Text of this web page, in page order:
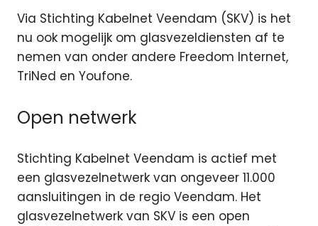
Via Stichting Kabelnet Veendam (SKV) is het
nu ook mogelijk om glasvezeldiensten af te
nemen van onder andere Freedom Internet,
TriNed en Youfone.
Open netwerk
Stichting Kabelnet Veendam is actief met
een glasvezelnetwerk van ongeveer 11.000
aansluitingen in de regio Veendam. Het
glasvezelnetwerk van SKV is een open